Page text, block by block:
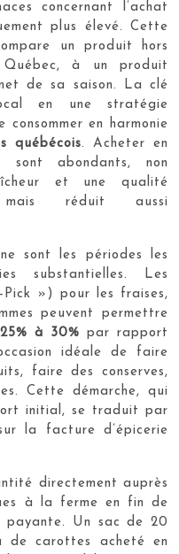
concernant l’achat
plus élevé. Cette
un produit hors
à un produit
de sa saison. La clé
en une stratégie
en harmonie
québécois. Acheter en
sont abondants, non
et une qualité
mais réduit aussi
sont les périodes les
substantielles. Les
») pour les fraises,
peuvent permettre
à 30% par rapport
idéale de faire
faire des conserves,
Cette démarche, qui
initial, se traduit par
la facture d’épicerie
directement auprès
à la ferme en fin de
payante. Un sac de 20
de carottes acheté en